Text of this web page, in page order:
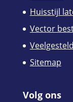
Huisstijl
Vector
Sitemap
Volg ons